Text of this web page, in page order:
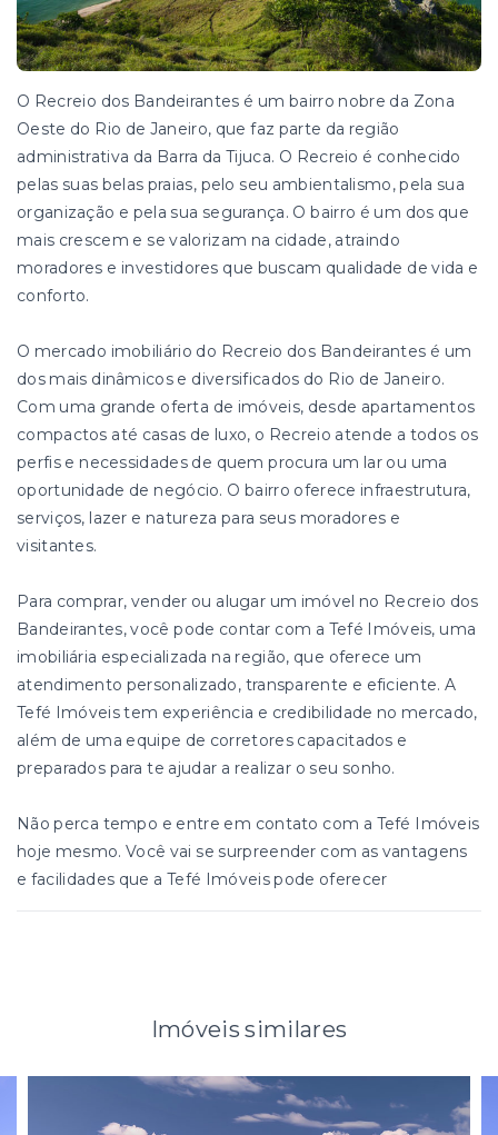
O Recreio dos Bandeirantes é um bairro nobre da Zona
Oeste do Rio de Janeiro, que faz parte da região
administrativa da Barra da Tijuca. O Recreio é conhecido
pelas suas belas praias, pelo seu ambientalismo, pela sua
organização e pela sua segurança. O bairro é um dos que
mais crescem e se valorizam na cidade, atraindo
moradores e investidores que buscam qualidade de vida e
conforto.
O mercado imobiliário do Recreio dos Bandeirantes é um
dos mais dinâmicos e diversificados do Rio de Janeiro.
Com uma grande oferta de imóveis, desde apartamentos
compactos até casas de luxo, o Recreio atende a todos os
perfis e necessidades de quem procura um lar ou uma
oportunidade de negócio. O bairro oferece infraestrutura,
serviços, lazer e natureza para seus moradores e
visitantes.
Para comprar, vender ou alugar um imóvel no Recreio dos
Bandeirantes, você pode contar com a Tefé Imóveis, uma
imobiliária especializada na região, que oferece um
atendimento personalizado, transparente e eficiente. A
Tefé Imóveis tem experiência e credibilidade no mercado,
além de uma equipe de corretores capacitados e
preparados para te ajudar a realizar o seu sonho.
Não perca tempo e entre em contato com a Tefé Imóveis
hoje mesmo. Você vai se surpreender com as vantagens
e facilidades que a Tefé Imóveis pode oferecer
Imóveis similares